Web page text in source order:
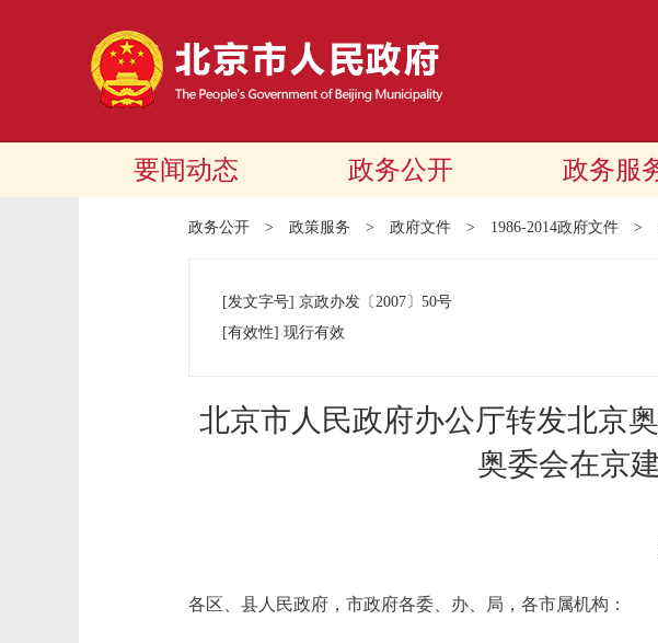
要闻动态 政务公开 政务服
政务公开 > 政策服务 > 政府文件 > 1986-2014政府文件 >
[发文字号] 京政办发 〔2007〕 50号
[有效性] 现行有效
北京市人民政府办公厅转发北京
奥委会在京
各区、县人民政府，市政府各委、办、局，各市属机构：